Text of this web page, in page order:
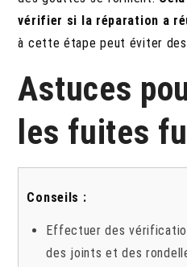
vérifier si la réparation a
à cette étape peut éviter des
Astuces
les fuites
Conseils :
Effectuer des
des joints et des